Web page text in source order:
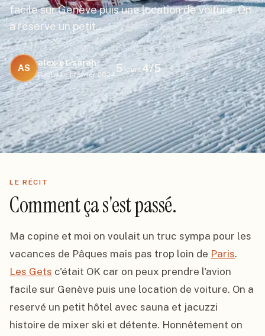
facile sur Genève puis une location de voiture. On
a reservé un petit…
AS
alex-et-sarah
Publié le 1 février 2024
5 jours4/5
LE RÉCIT
Comment ça s'est passé.
Ma copine et moi on voulait un truc sympa pour les
vacances de Pâques mais pas trop loin de Paris
Les Gets c'était OK car on peux prendre l'avion
facile sur Genève puis une location de voiture. On a
reservé un petit hôtel avec sauna et jacuzzi
histoire de mixer ski et détente. Honnêtement on